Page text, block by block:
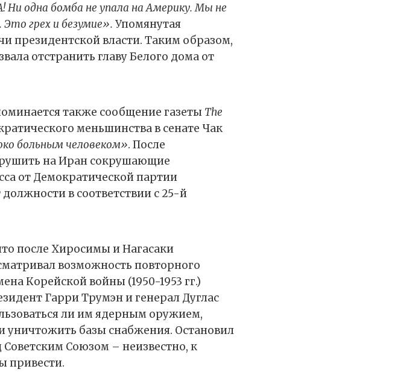
одна бомба не упала на Америку. Мы не
грех и безумие». Упомянутая
президентской власти. Таким образом,
отстранить главу Белого дома от
также сообщение газеты The
меньшинства в сенате Чак
больным человеком». После
на Иран сокрушающие
от Демократической партии
в соответствии с 25-й
после Хиросимы и Нагасаки
возможность повторного
Корейской войны (1950-1953 гг.)
Гарри Трумэн и генерал Дуглас
ли им ядерным оружием,
уничтожить базы снабжения. Остановил
Советским Союзом – неизвестно, к
привести.